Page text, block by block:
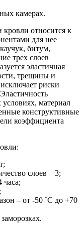
камерах.
кровли относится к
для нее
битум,
трех слоев
эластичная
трещины и
риски
материал
конструктивные
коэффициента
слоев – 3;
часа;
– от -50 ˚C до +70